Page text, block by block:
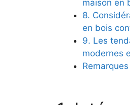
maison en​
8.
en bois
9. Les
modernes